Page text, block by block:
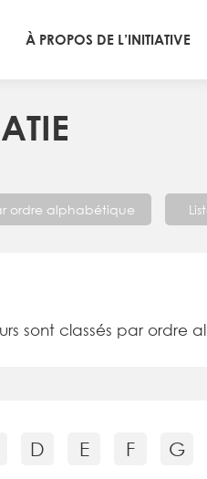
À PROPOS DE L’INITIATIVE
ordre alphabétique
sont classés par ordre
D E F G